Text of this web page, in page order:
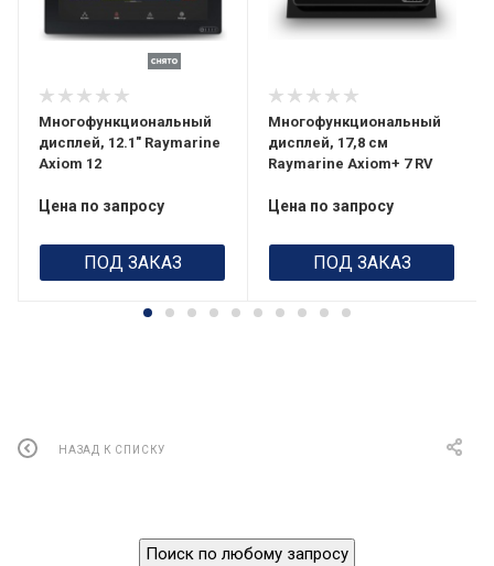
Многофункциональный
дисплей, 12.1" Raymarine
Axiom 12
Цена по запросу
ПОД ЗАКАЗ
Многофункциональный
дисплей, 17,8 см
Raymarine Axiom+ 7 RV
Цена по запросу
ПОД ЗАКАЗ
НАЗАД К СПИСКУ
Поиск по любому запросу